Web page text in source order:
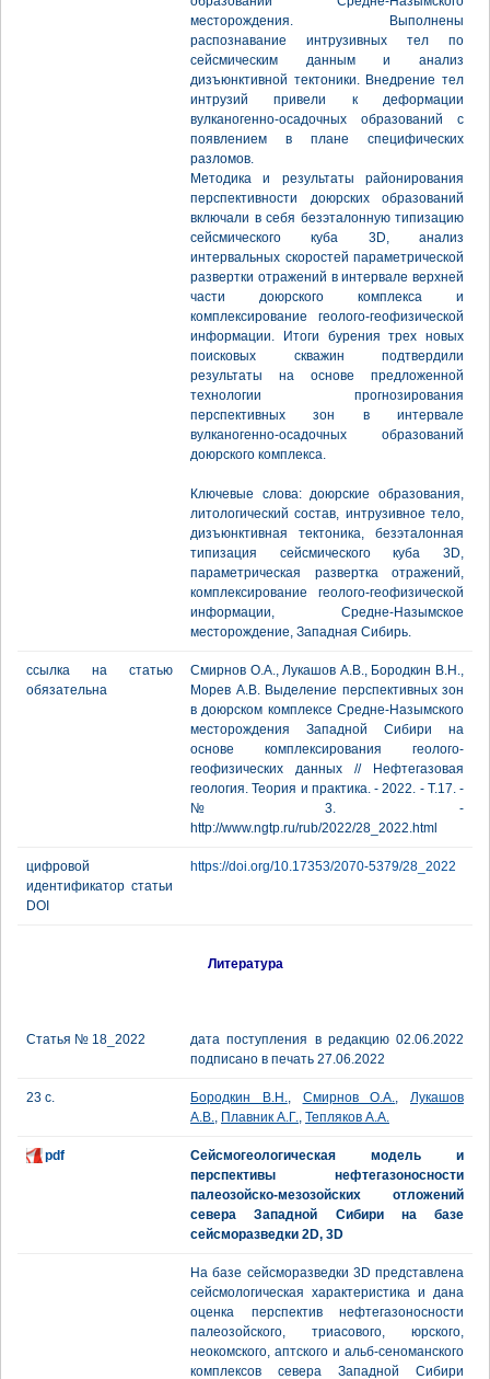
месторождения. Выполнены
распознавание интрузивных тел по
сейсмическим данным и анализ
дизъюнктивной тектоники. Внедрение тел
интрузий привели к деформации
вулканогенно-осадочных образований с
появлением в плане специфических
разломов.
Методика и результаты районирования
перспективности доюрских образований
включали в себя безэталонную типизацию
сейсмического куба 3D, анализ
интервальных скоростей параметрической
развертки отражений в интервале верхней
части доюрского комплекса и
комплексирование геолого-геофизической
информации. Итоги бурения трех новых
поисковых скважин подтвердили
результаты на основе предложенной
технологии прогнозирования
перспективных зон в интервале
вулканогенно-осадочных образований
доюрского комплекса.
Ключевые слова: доюрские образования,
литологический состав, интрузивное тело,
дизъюнктивная тектоника, безэталонная
типизация сейсмического куба 3D,
параметрическая развертка отражений,
комплексирование геолого-геофизической
информации, Средне-Назымское
месторождение, Западная Сибирь.
ссылка на статью
обязательна
Смирнов О.А., Лукашов А.В., Бородкин В.Н.,
Морев А.В. Выделение перспективных зон
в доюрском комплексе Средне-Назымского
месторождения Западной Сибири на
основе комплексирования геолого-
геофизических данных // Нефтегазовая
геология. Теория и практика. - 2022. - Т.17. -
№3. -
http://www.ngtp.ru/rub/2022/28_2022.html
цифровой
идентификатор статьи
DOI
https://doi.org/10.17353/2070-5379/28_2022
Литература
Статья № 18_2022
дата поступления в редакцию 02.06.2022
подписано в печать 27.06.2022
23 с. Бородкин В.Н., Смирнов О.А., Лукашов
А.В., Плавник А.Г., Тепляков А.А.
pdf
Сейсмогеологическая модель и
перспективы нефтегазоносности
палеозойско-мезозойских отложений
севера Западной Сибири на базе
сейсморазведки 2D, 3D
На базе сейсморазведки 3D представлена
сейсмологическая характеристика и дана
оценка перспектив нефтегазоносности
палеозойского, триасового, юрского,
неокомского, аптского и альб-сеноманского
комплексов севера Западной Сибири